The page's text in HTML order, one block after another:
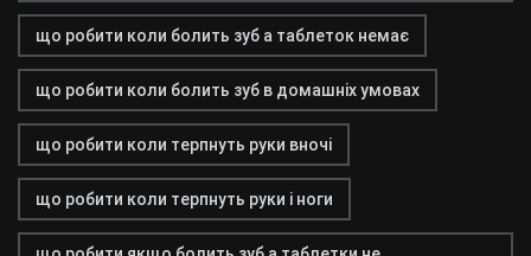
що робити коли болить зуб а таблеток немає
що робити коли болить зуб в домашніх умовах
що робити коли терпнуть руки вночі
що робити коли терпнуть руки і ноги